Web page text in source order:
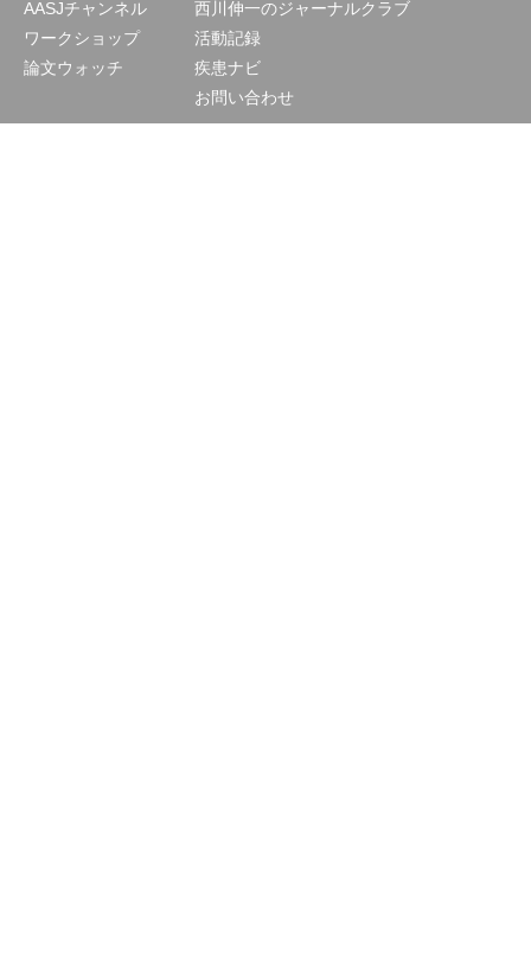
AASJチャンネル
ワークショップ
論文ウォッチ
西川伸一のジャーナルクラブ
活動記録
疾患ナビ
お問い合わせ